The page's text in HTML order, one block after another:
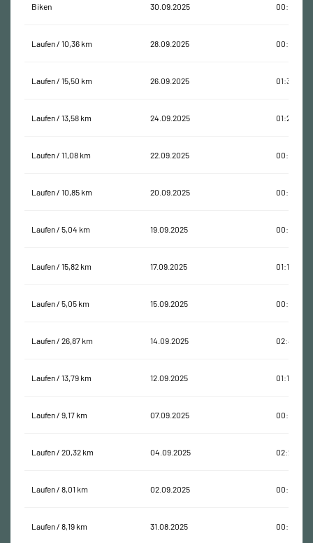
Biken 30.09.2025 00:30:02
Laufen / 10,36 km 28.09.2025 00:53:58
Laufen / 15,50 km 26.09.2025 01:30:25
Laufen / 13,58 km 24.09.2025 01:21:13
Laufen / 11,08 km 22.09.2025 00:55:07
Laufen / 10,85 km 20.09.2025 00:45:12
Laufen / 5,04 km 19.09.2025 00:27:42
Laufen / 15,82 km 17.09.2025 01:19:04
Laufen / 5,05 km 15.09.2025 00:30:48
Laufen / 26,87 km 14.09.2025 02:40:52
Laufen / 13,79 km 12.09.2025 01:19:52
Laufen / 9,17 km 07.09.2025 00:48:08
Laufen / 20,32 km 04.09.2025 02:27:29
Laufen / 8,01 km 02.09.2025 00:36:51
Laufen / 8,19 km 31.08.2025 00:47:35